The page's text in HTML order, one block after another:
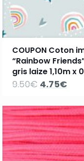
COUPON Coton
“Rainbow
gris laize 1,10m x
9.50€ Le
était :
9.50€.
4.75€Le
est :